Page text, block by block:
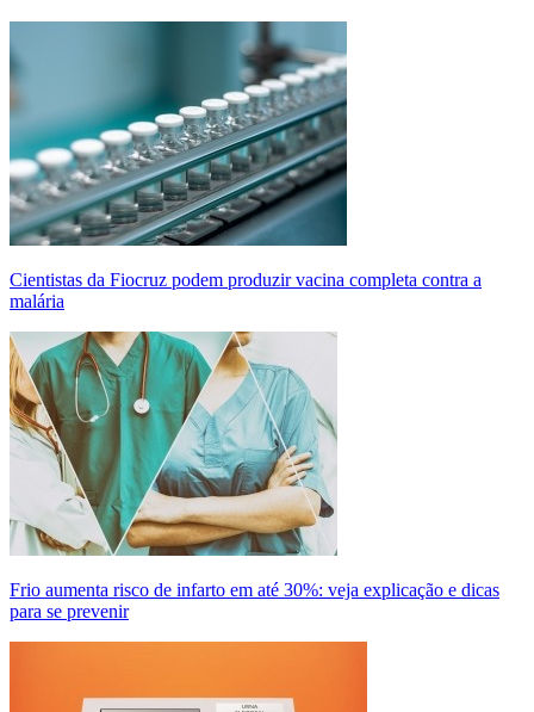
Cientistas da Fiocruz podem produzir vacina completa contra a
malária
Frio aumenta risco de infarto em até 30%: veja explicação e dicas
para se prevenir